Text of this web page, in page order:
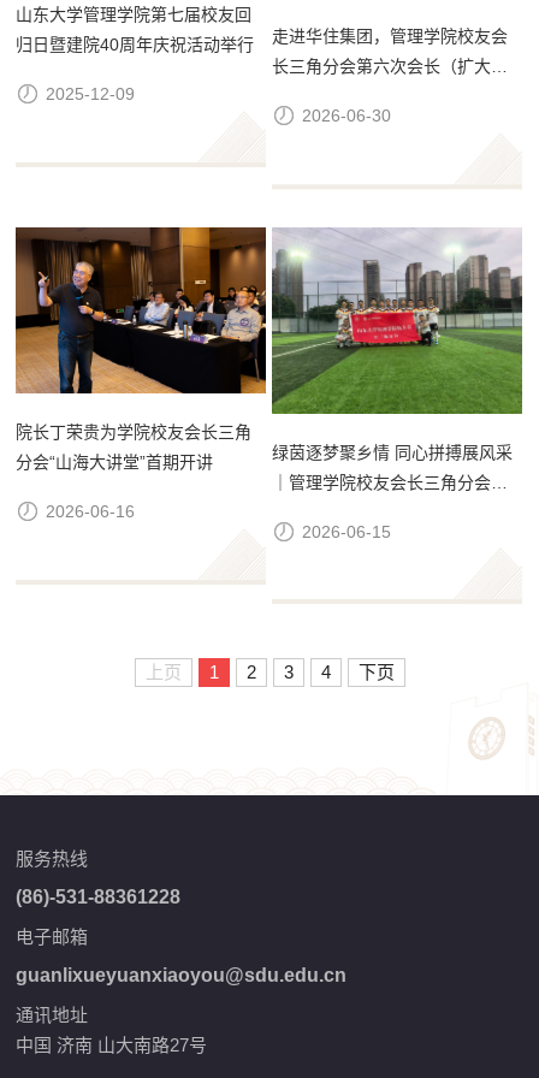
山东大学管理学院第七届校友回
归日暨建院40周年庆祝活动举行
2025-12-09
走进华住集团，管理学院校友会
长三角分会第六次会长（扩大）
2026-06-30
院长丁荣贵为学院校友会长三角
分会“山海大讲堂”首期开讲
2026-06-16
绿茵逐梦聚乡情 同心拼搏展风采
｜管理学院校友会长三角分会足
2026-06-15
上页 1 2 3 4 下页
服务热线
(86)-531-88361228
电子邮箱
guanlixueyuanxiaoyou@sdu.edu.cn
通讯地址
中国 济南 山大南路27号